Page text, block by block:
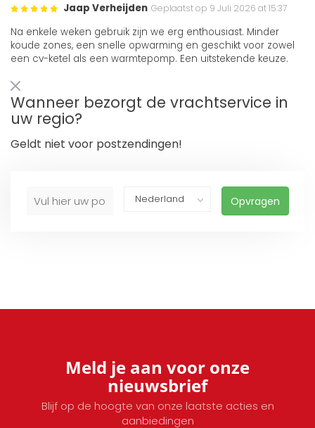
Jaap Verheijden Geplaatst op 9 Juli 2026 at 15:37
Na enkele weken gebruik zijn we erg enthousiast. Minder
koude zones, een snelle opwarming en geschikt voor zowel
een cv-ketel als een warmtepomp. Een uitstekende keuze.
Wanneer bezorgt de vrachtservice in
uw regio?
Geldt niet voor postzendingen!
Opvragen
Meld je aan voor onze
nieuwsbrief
Blijf op de hoogte van onze laatste acties en
aanbiedingen